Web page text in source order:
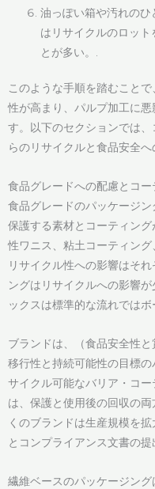
油っぽい箱や汚れの
はリサイクルのロット
とが多い。.
このような手順を踏むこと
性が高まり、パルプ加工に
す。以下のセクションでは
らのリサイクルと食品安全
食品グレードへの配慮とコー
食品グレードのパッケージ
保護する素材とコーティン
性ワニス、粘土コーティング
リサイクル性への影響はそ
ングはリサイクルへの影響
ックスは標準的な流れでは
ブランドは、（食品安全性
移行性と持続可能性の目標
サイクル可能なバリア・コ
は、保護と使用後の回収の
くのブランドは生産規模を
とコンプライアンス文書の
繊維ベースのパッケージン